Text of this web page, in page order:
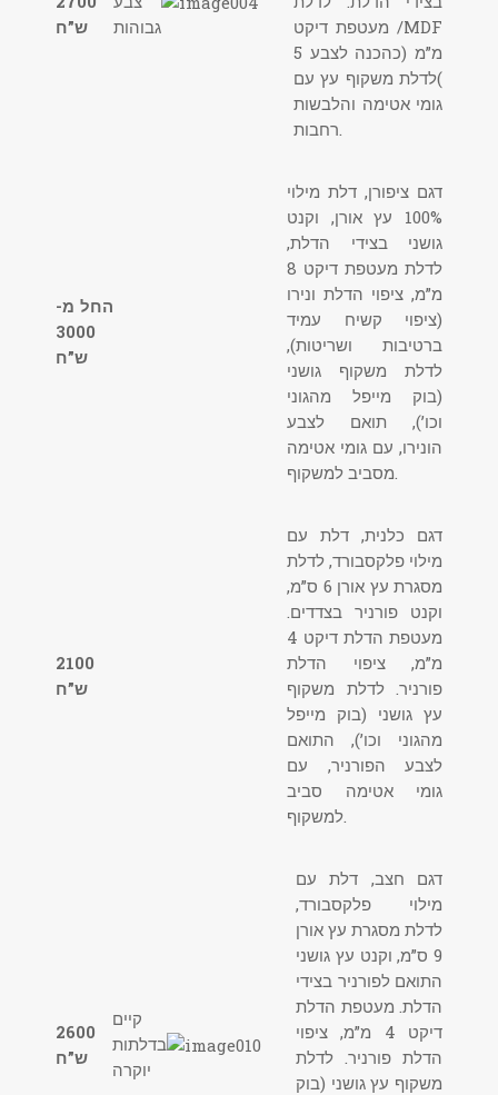
מעטפת דיקט /MDF
5 מ”מ (כהכנה לצבע
)לדלת משקוף עץ עם
גומי אטימה והלבשות
רחבות.
גבוהות
ש”ח
דגם ציפורן, דלת מילוי
100% עץ אורן, וקנט
גושני בצידי הדלת,
לדלת מעטפת דיקט 8
מ”מ, ציפוי הדלת ונירו
(ציפוי קשיח עמיד
ברטיבות ושריטות),
לדלת משקוף גושני
(בוק מייפל מהגוני
וכו’), תואם לצבע
הונירו, עם גומי אטימה
מסביב למשקוף.
החל מ-
3000
ש”ח
דגם כלנית, דלת עם
מילוי פלקסבורד, לדלת
מסגרת עץ אורן 6 ס”מ,
וקנט פורניר בצדדים.
מעטפת הדלת דיקט 4
מ”מ, ציפוי הדלת
פורניר. לדלת משקוף
עץ גושני (בוק מייפל
מהגוני וכו’), התואם
לצבע הפורניר, עם
גומי אטימה סביב
למשקוף.
2100
ש”ח
דגם חצב, דלת עם
מילוי פלקסבורד,
לדלת מסגרת עץ אורן
9 ס”מ, וקנט עץ גושני
התואם לפורניר בצידי
הדלת. מעטפת הדלת
דיקט 4 מ”מ, ציפוי
הדלת פורניר. לדלת
משקוף עץ גושני (בוק
קיים
בדלתות
יוקרה
2600
ש”ח